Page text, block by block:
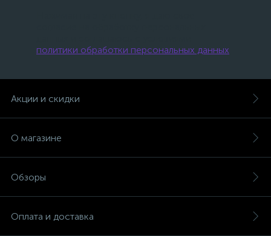
политики обработки персональных данных
Акции и скидки
О магазине
Обзоры
Оплата и доставка